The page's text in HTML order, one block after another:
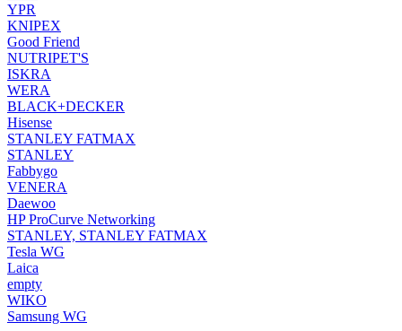
YPR
KNIPEX
Good Friend
NUTRIPET'S
ISKRA
WERA
BLACK+DECKER
Hisense
STANLEY FATMAX
STANLEY
Fabbygo
VENERA
Daewoo
HP ProCurve Networking
STANLEY, STANLEY FATMAX
Tesla WG
Laica
empty
WIKO
Samsung WG